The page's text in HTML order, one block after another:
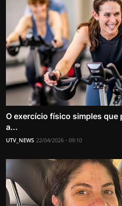
O exercício físico simples que
a...
UTV_NEWS 22/04/2026 - 09:10